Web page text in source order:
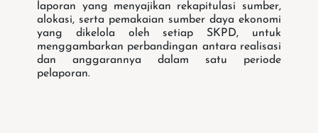
laporan yang menyajikan rekapitulasi sumber,
alokasi, serta pemakaian sumber daya ekonomi
yang dikelola oleh setiap SKPD, untuk
menggambarkan perbandingan antara realisasi
dan anggarannya dalam satu periode
pelaporan.